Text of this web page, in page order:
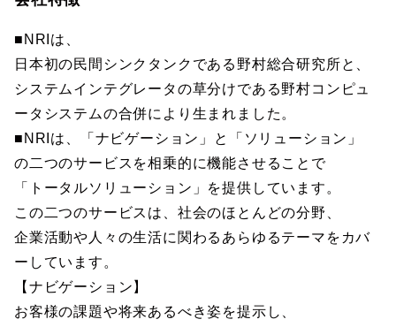
■NRIは、
日本初の民間シンクタンクである野村総合研究所と、
システムインテグレータの草分けである野村コンピュ
ータシステムの合併により生まれました。
■NRIは、「ナビゲーション」と「ソリューション」
の二つのサービスを相乗的に機能させることで
「トータルソリューション」を提供しています。
この二つのサービスは、社会のほとんどの分野、
企業活動や人々の生活に関わるあらゆるテーマをカバ
ーしています。
【ナビゲーション】
お客様の課題や将来あるべき姿を提示し、